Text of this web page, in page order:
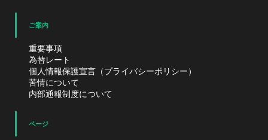
ご案内
重要事項
為替レート
個人情報保護宣言（プライバシーポリシー）
苦情について
内部通報制度について
ページ